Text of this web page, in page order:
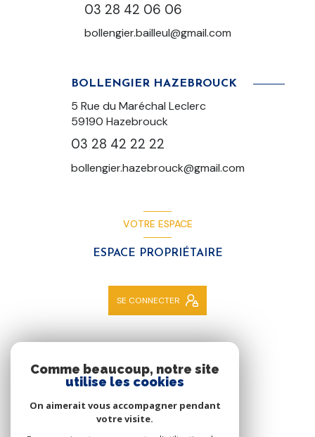
03 28 42 06 06
bollengier.bailleul@gmail.com
BOLLENGIER HAZEBROUCK
5 Rue du Maréchal Leclerc
59190 Hazebrouck
03 28 42 22 22
bollengier.hazebrouck@gmail.com
VOTRE ESPACE
ESPACE PROPRIÉTAIRE
SE CONNECTER
NOUS SUIVRE
Comme beaucoup, notre site
utilise les cookies
On aimerait vous accompagner pendant
votre visite.